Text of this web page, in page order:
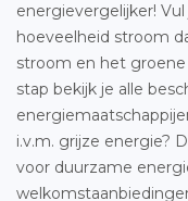
energievergelijker!
hoeveelheid stroom
stroom en het
stap bekijk je alle
i.v.m. grijze energie?
voor duurzame